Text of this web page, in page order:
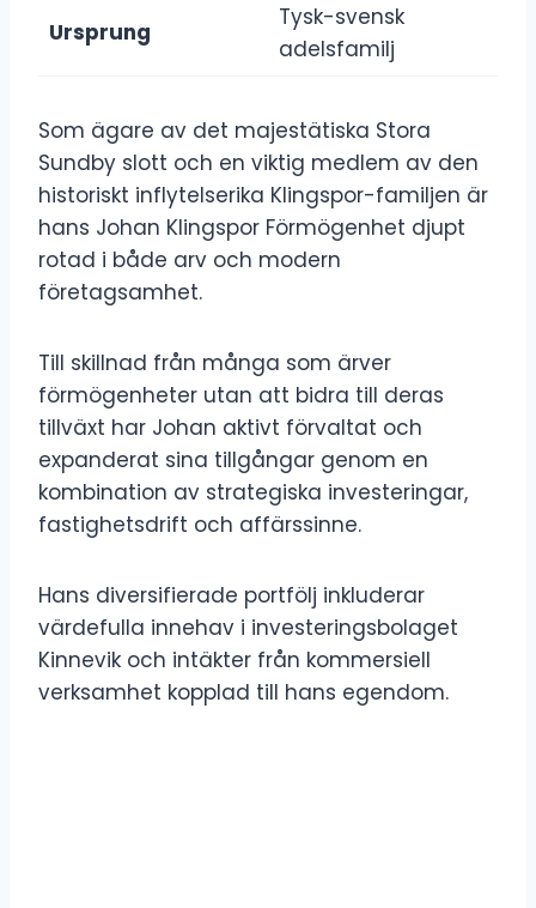
Ursprung
Tysk-svensk
adelsfamilj
Som ägare av det majestätiska Stora
Sundby slott och en viktig medlem av den
historiskt inflytelserika Klingspor-familjen är
hans Johan Klingspor Förmögenhet djupt
rotad i både arv och modern
företagsamhet.
Till skillnad från många som ärver
förmögenheter utan att bidra till deras
tillväxt har Johan aktivt förvaltat och
expanderat sina tillgångar genom en
kombination av strategiska investeringar,
fastighetsdrift och affärssinne.
Hans diversifierade portfölj inkluderar
värdefulla innehav i investeringsbolaget
Kinnevik och intäkter från kommersiell
verksamhet kopplad till hans egendom.